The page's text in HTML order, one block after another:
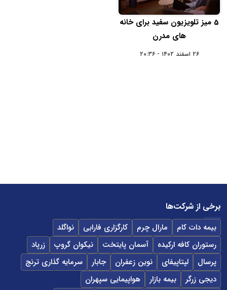
5 میز تلویزیون سفید برای خانه
های مدرن
۲۶ اسفند ۱۴۰۲ - ۲۰:۳۶
برخی از شرکت‌ها
بیمه دات کام مارال چرم کارگزاری فارابی
نواگلد
رستوران کافه ارکیده
آسمان پایتخت نیکوان گروپ
زرپاد
پرسال
لپتاپیفای نوین زعفران جابار
سرمایه گذاری ترنج
دیجی زرگر
بیمه بازار
هواپیمایی سپهران